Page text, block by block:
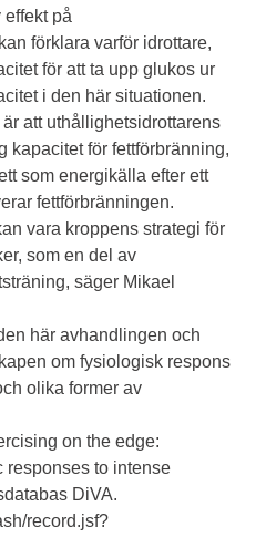
på
förklara varför idrottare,
för att ta upp glukos ur
i den här situationen.
att uthållighetsidrottarens
kapacitet för fettförbränning,
som energikälla efter ett
fettförbränningen.
vara kroppens strategi för
som en del av
säger Mikael
här avhandlingen och
om fysiologisk respons
olika former av
on the edge:
responses to intense
DiVA.
record.jsf?